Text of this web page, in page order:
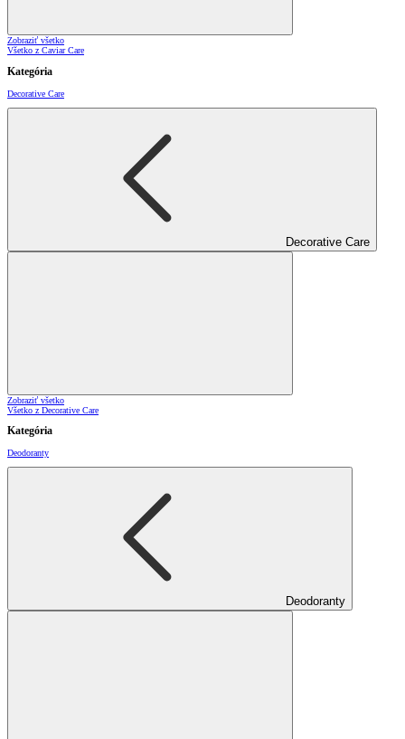
Zobraziť všetko
Všetko z Caviar Care
Kategória
Decorative Care
Decorative Care
Zobraziť všetko
Všetko z Decorative Care
Kategória
Deodoranty
Deodoranty